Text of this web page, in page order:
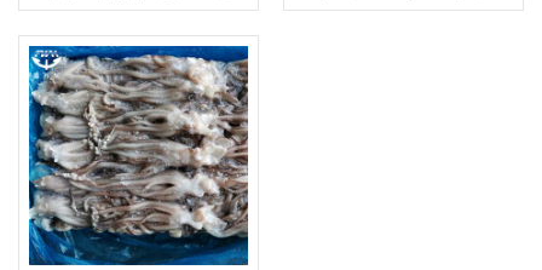
ス：カット グレージン
グ：BQF 40％（カスタマ
イズ可能） 包装：1kg/バ
ッグ,10kg /織りバッグ
（カスタマイズ可能） 販
売モデル：卸売/輸出 min .
注文：20フィートコンテ
ナ/40フィートコンテナ 支
払い：TT/С確認された取
消不能のLCを一目で 発
送：入金確認後20日以内
続きを読む
ズ:100-300g、300-